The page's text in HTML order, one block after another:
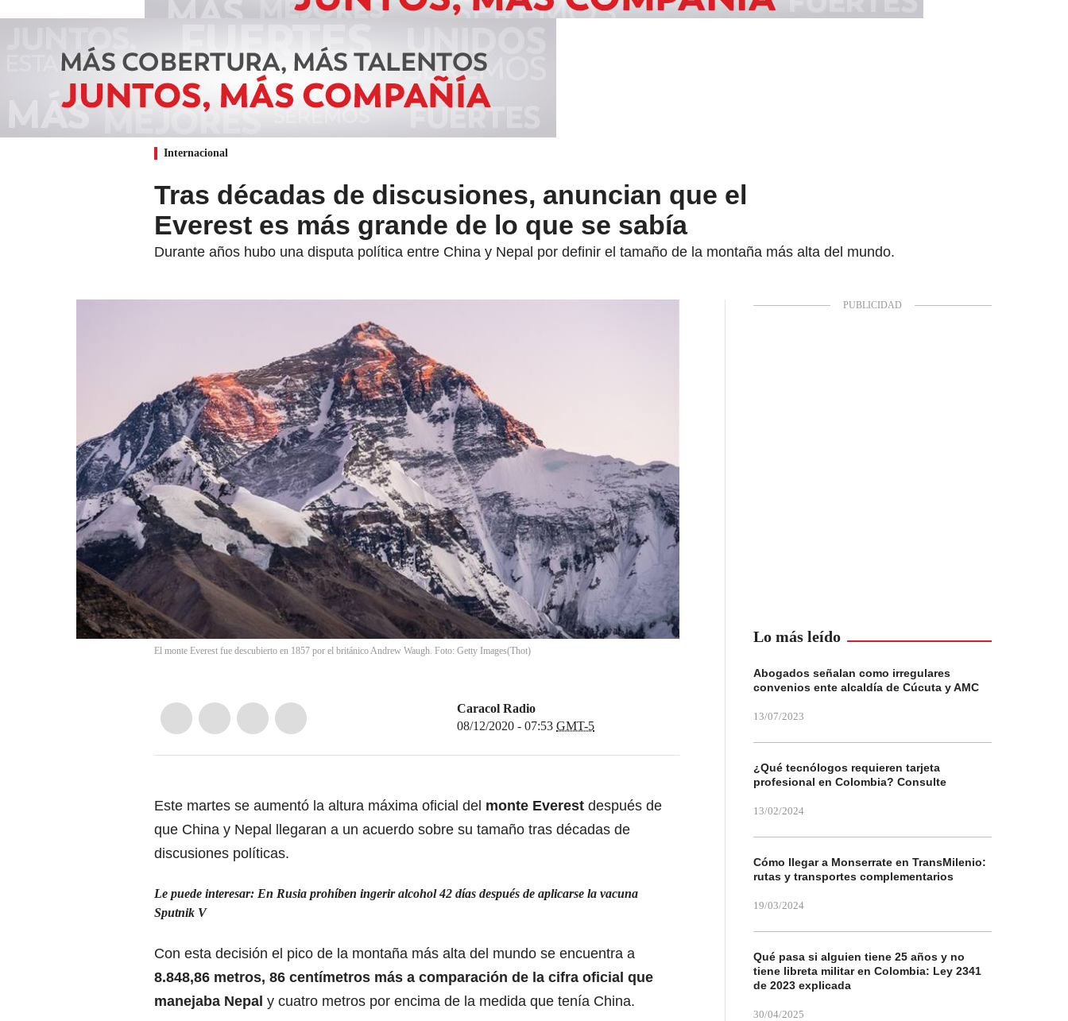
Internacional
Tras décadas de discusiones, anuncian que el
Everest es más grande de lo que se sabía
Durante años hubo una disputa política entre China y Nepal por definir el tamaño de la montaña más alta del mundo.
El monte Everest fue descubierto en 1857 por el británico Andrew Waugh. Foto: Getty Images(Thot)
Caracol Radio
08/12/2020 - 07:53 GMT-5
Este martes se aumentó la altura máxima oficial del monte Everest después de
que China y Nepal llegaran a un acuerdo sobre su tamaño tras décadas de
discusiones políticas.
Le puede interesar: En Rusia prohíben ingerir alcohol 42 días después de aplicarse la vacuna
Sputnik V
Con esta decisión el pico de la montaña más alta del mundo se encuentra a
8.848,86 metros, 86 centímetros más a comparación de la cifra oficial que
manejaba Nepal y cuatro metros por encima de la medida que tenía China.
Lo más leído
Abogados señalan como irregulares
convenios ente alcaldía de Cúcuta y AMC
13/07/2023
¿Qué tecnólogos requieren tarjeta
profesional en Colombia? Consulte
13/02/2024
Cómo llegar a Monserrate en TransMilenio:
rutas y transportes complementarios
19/03/2024
Qué pasa si alguien tiene 25 años y no
tiene libreta militar en Colombia: Ley 2341
de 2023 explicada
30/04/2025